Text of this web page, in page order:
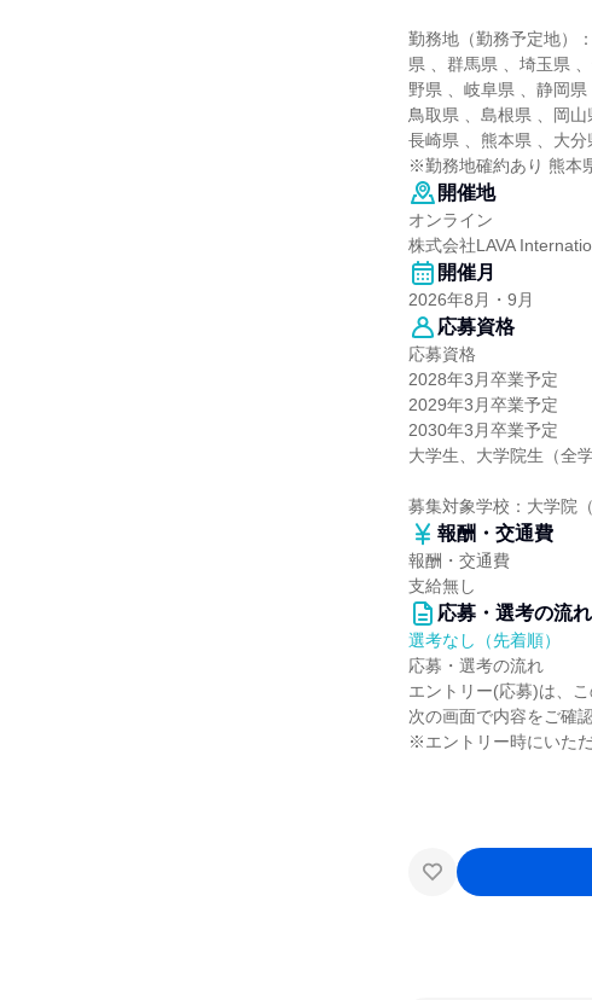
勤務地（勤務予定地）
県 、群馬県 、埼玉県
野県 、岐阜県 、静岡
鳥取県 、島根県 、岡
長崎県 、熊本県 、大
※勤務地確約あり 熊本
開催地
オンライン
株式会社LAVA
開催月
2026年8月・9月
応募資格
応募資格
2028年3月卒業予定
2029年3月卒業予定
2030年3月卒業予定
大学生、大学院生（全
募集対象学校：大学院
報酬・交通費
報酬・交通費
支給無し
応募・選考の流れ
選考なし（先着順）
応募・選考の流れ
エントリー(応募)は、
次の画面で内容をご確
※エントリー時にいた